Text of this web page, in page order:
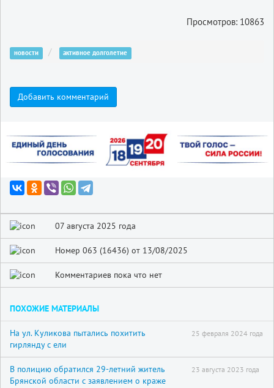
Просмотров: 10863
новости активное долголетие
Добавить комментарий
07 августа 2025 года
Номер 063 (16436) от 13/08/2025
Комментариев пока что нет
ПОХОЖИЕ МАТЕРИАЛЫ
На ул. Куликова пытались похитить
гирлянду с ели
25 февраля 2024 года
В полицию обратился 29-летний житель
Брянской области с заявлением о краже
23 августа 2023 года